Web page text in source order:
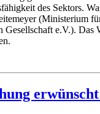
des Sektors.
(Ministerium
e.V.).